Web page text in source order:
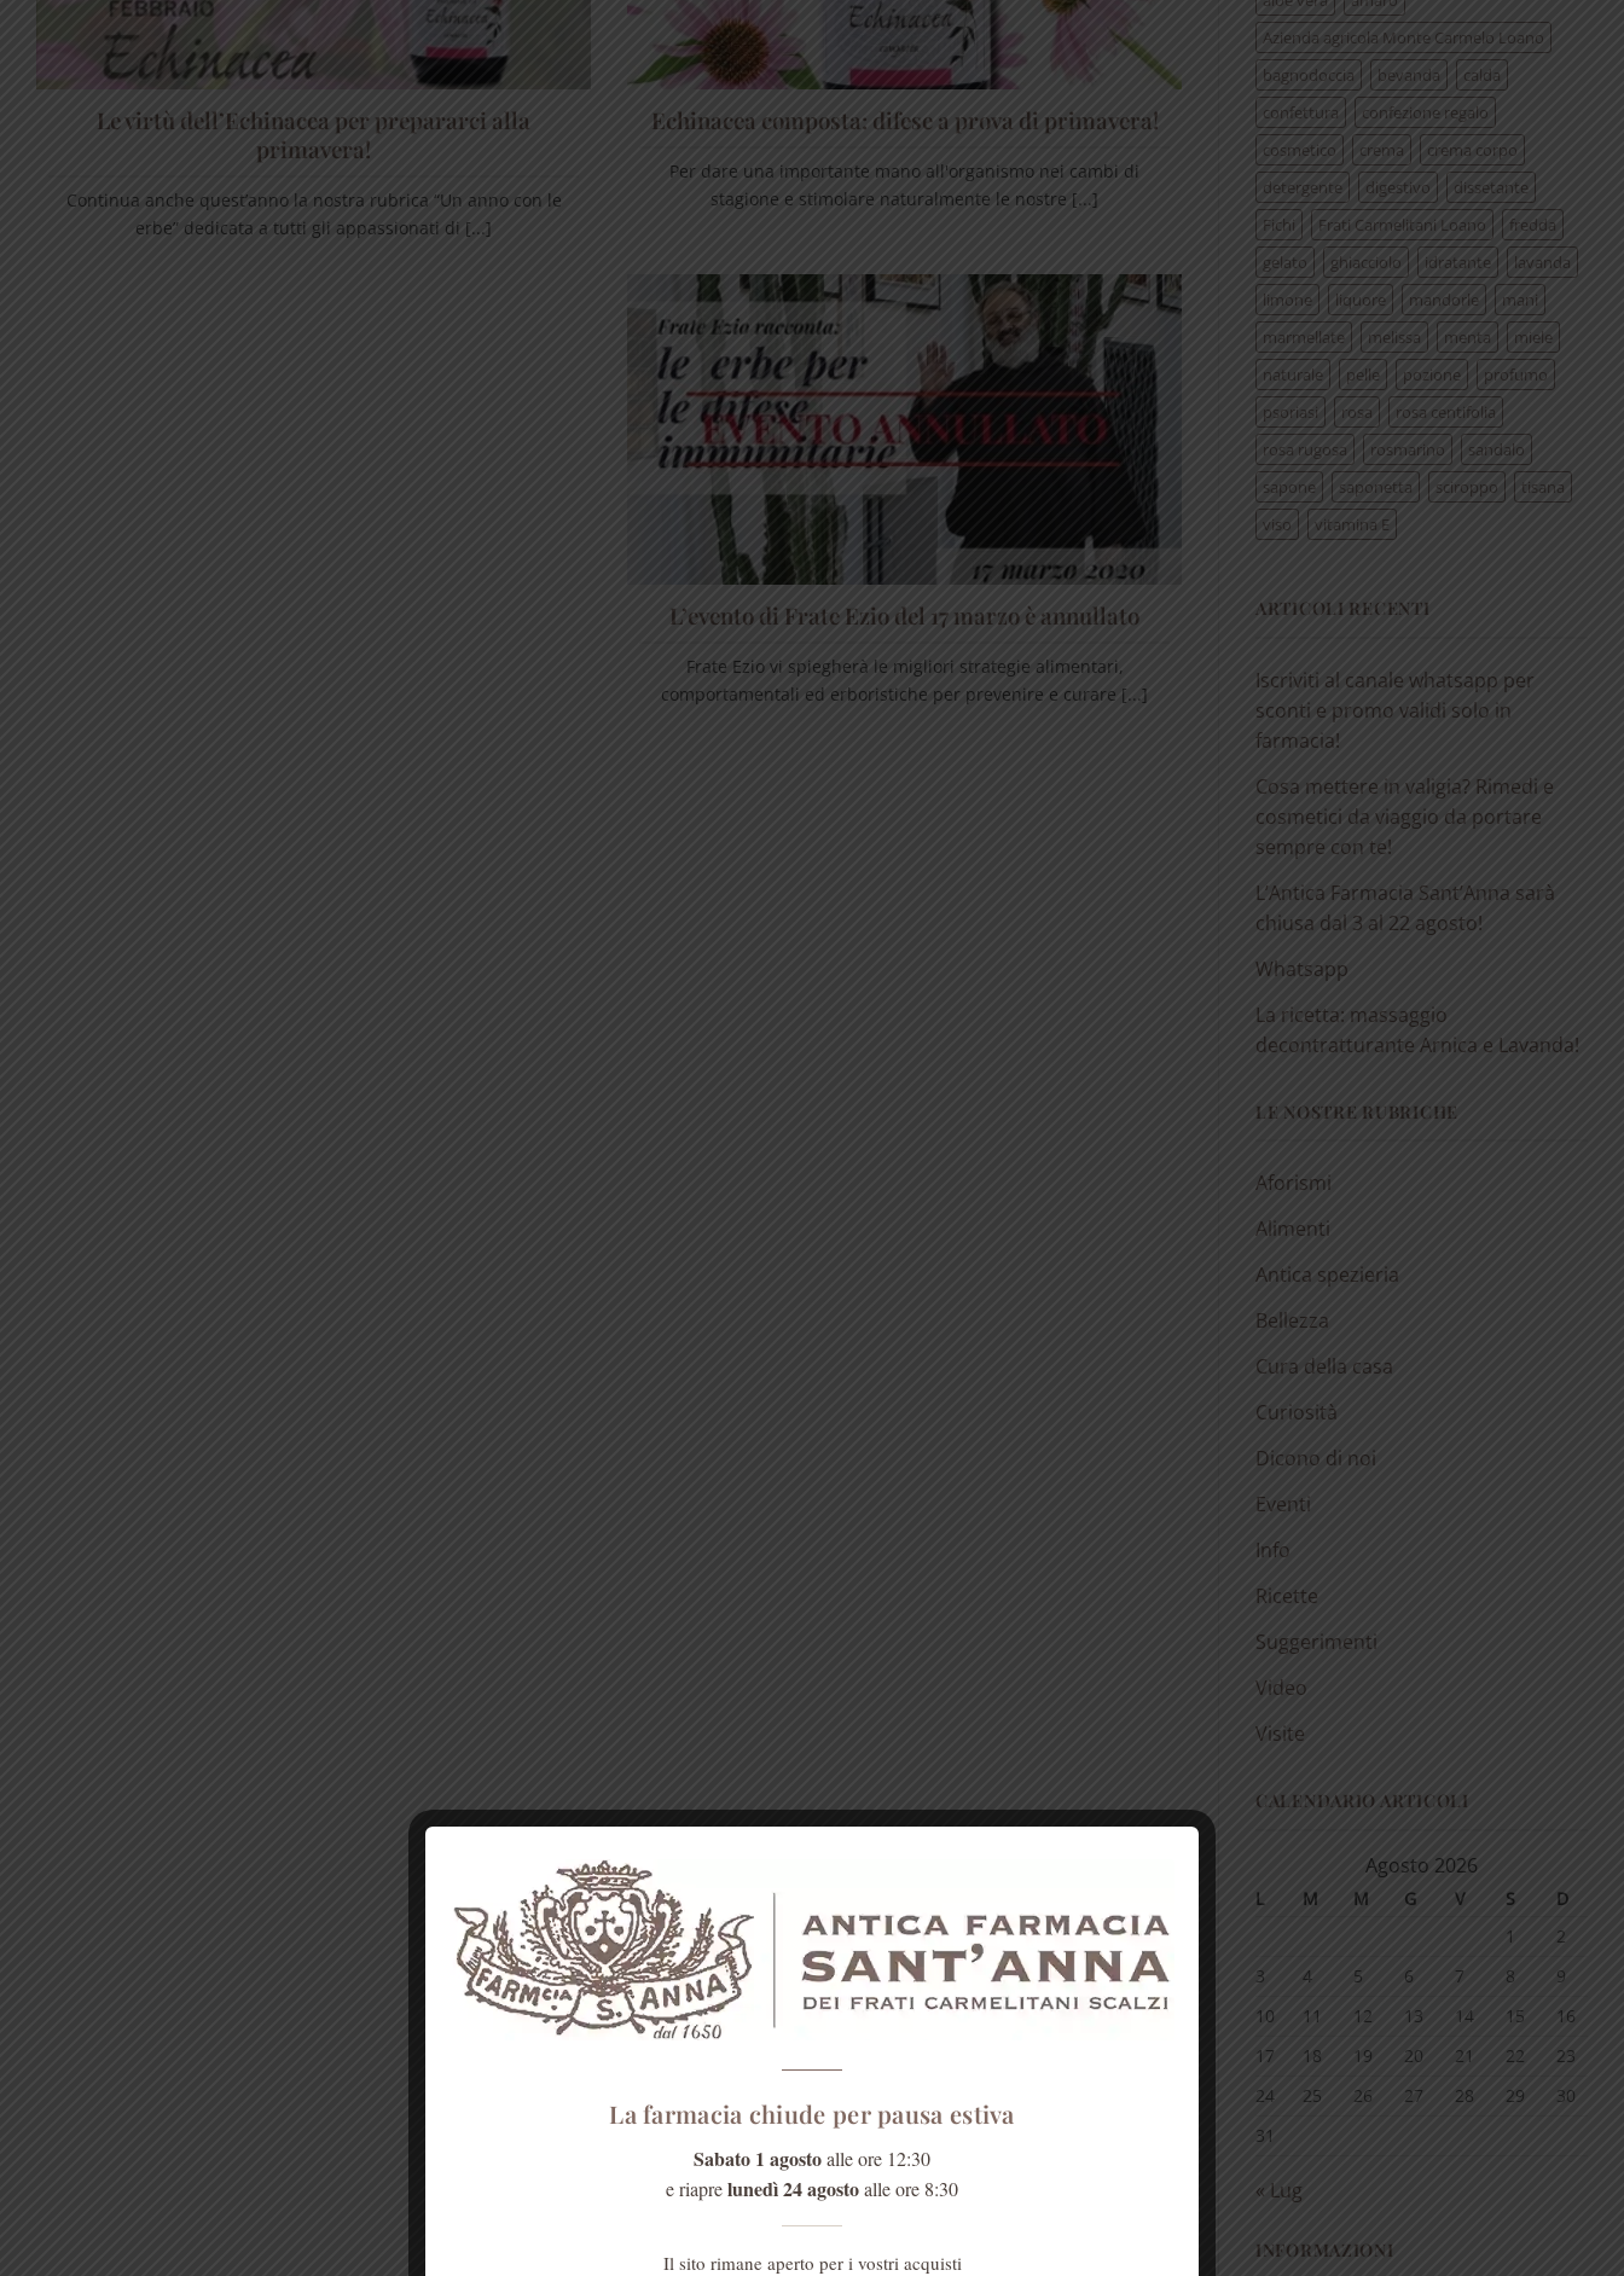
Le virtù dell’Echinacea per prepararci alla
primavera!
Continua anche quest’anno la nostra rubrica “Un anno con le
erbe” dedicata a tutti gli appassionati di [...]
Echinacea composta: difese a prova di primavera!
Per dare una importante mano all'organismo nei cambi di
stagione e stimolare naturalmente le nostre [...]
L’evento di Frate Ezio del 17 marzo è annullato
Frate Ezio vi spiegherà le migliori strategie alimentari,
comportamentali ed erboristiche per prevenire e curare [...]
Azienda agricola Monte Carmelo Loano
bagnodoccia
bevanda
calda
confettura
confezione regalo
cosmetico
crema
crema corpo
detergente
digestivo
dissetante
Fichi
Frati Carmelitani Loano
fredda
gelato
ghiacciolo idratante
lavanda
limone
liquore mandorle
mani
marmellate
melissa menta
miele
naturale
pelle pozione
profumo
psoriasi
rosa
rosa centifolia
rosa rugosa
rosmarino
sandalo
sapone
saponetta sciroppo
tisana
viso
vitamina E
ARTICOLI RECENTI
Iscriviti al canale whatsapp per
sconti e promo validi solo in
farmacia!
Cosa mettere in valigia? Rimedi e
cosmetici da viaggio da portare
sempre con te!
L’Antica Farmacia Sant’Anna sarà
chiusa dal 3 al 22 agosto!
Whatsapp
La ricetta: massaggio
decontratturante Arnica e Lavanda!
LE NOSTRE RUBRICHE
Aforismi
Alimenti
Antica spezieria
Bellezza
Cura della casa
Curiosità
Dicono di noi
Eventi
Info
Ricette
Suggerimenti
Video
Visite
CALENDARIO ARTICOLI
Agosto 2026
L M M G V S
D
1
2
3
4 5 6 7 8
9
10
11 12 13 14 15
16
17
18 19 20 21 22
23
24
25 26 27 28 29
30
31
« Lug
INFORMAZIONI
La farmacia chiude per pausa estiva
Sabato 1 agostoalle ore 12:30
e riaprelunedì 24 agostoalle ore 8:30
Il sito rimane aperto per i vostri acquisti